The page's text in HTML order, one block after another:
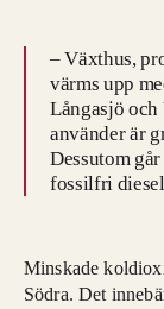
– Växthus,
värms upp
Långasjö
använder är
Dessutom
fossilfri
Minskade
Södra. Det